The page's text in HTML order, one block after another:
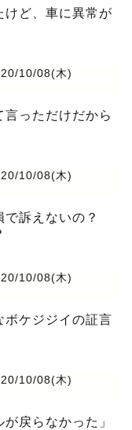
けど、車に異常が
10/08(木)
っただけだから
10/08(木)
で訴えないの？
10/08(木)
ボケジジイの証言
10/08(木)
戻らなかった」